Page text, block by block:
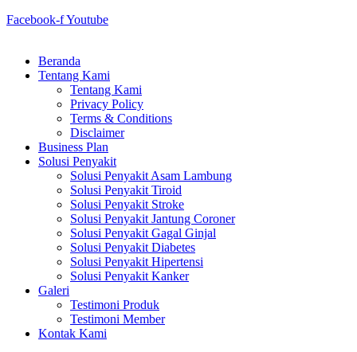
Facebook-fYoutube
Beranda
Tentang Kami
Tentang Kami
Privacy Policy
Terms & Conditions
Disclaimer
Business Plan
Solusi Penyakit
Solusi Penyakit Asam Lambung
Solusi Penyakit Tiroid
Solusi Penyakit Stroke
Solusi Penyakit Jantung Coroner
Solusi Penyakit Gagal Ginjal
Solusi Penyakit Diabetes
Solusi Penyakit Hipertensi
Solusi Penyakit Kanker
Galeri
Testimoni Produk
Testimoni Member
Kontak Kami